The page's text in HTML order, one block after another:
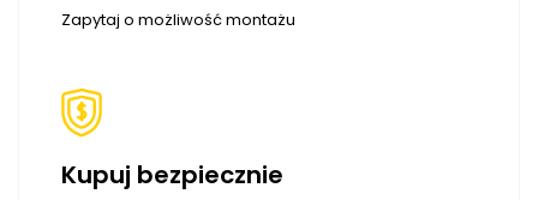
Zapytaj o możliwość montażu
Kupuj bezpiecznie